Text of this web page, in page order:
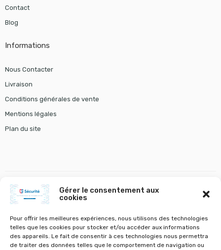
Gérer le consentement aux
cookies
Pour offrir les meilleures expériences, nous utilisons des technologies
telles que les cookies pour stocker et/ou accéder aux informations
des appareils. Le fait de consentir à ces technologies nous permettra
de traiter des données telles que le comportement de navigation ou
Contact
Blog
Informations
Nous Contacter
Livraison
Conditions générales de vente
Mentions légales
Plan du site
gestion chauffage tourniquet gunnebo
VOLETS A BATTANTS ET STORES VOLETS ROULANTS